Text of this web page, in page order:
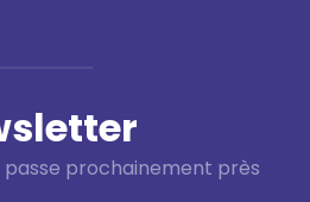
passe prochainement près